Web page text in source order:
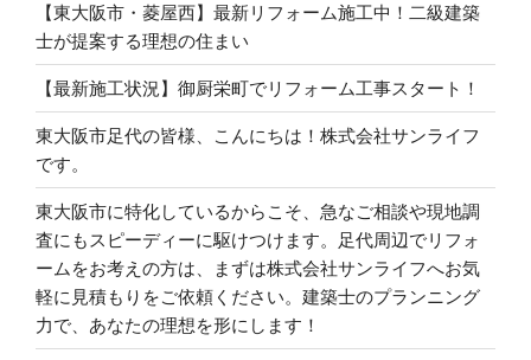
【東大阪市・菱屋西】最新リフォーム施工中！二級建築
士が提案する理想の住まい
【最新施工状況】御厨栄町でリフォーム工事スタート！
東大阪市足代の皆様、こんにちは！株式会社サンライフ
です。
東大阪市に特化しているからこそ、急なご相談や現地調
査にもスピーディーに駆けつけます。足代周辺でリフォ
ームをお考えの方は、まずは株式会社サンライフへお気
軽に見積もりをご依頼ください。建築士のプランニング
力で、あなたの理想を形にします！